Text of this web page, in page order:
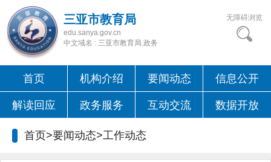
三亚市教育局
edu.sanya.gov.cn
中文域名 : 三亚市教育局.政务
无障碍浏览
首页 机构介绍 要闻动态 信息公开
解读回应 政务服务 互动交流 数据开放
首页>要闻动态>工作动态